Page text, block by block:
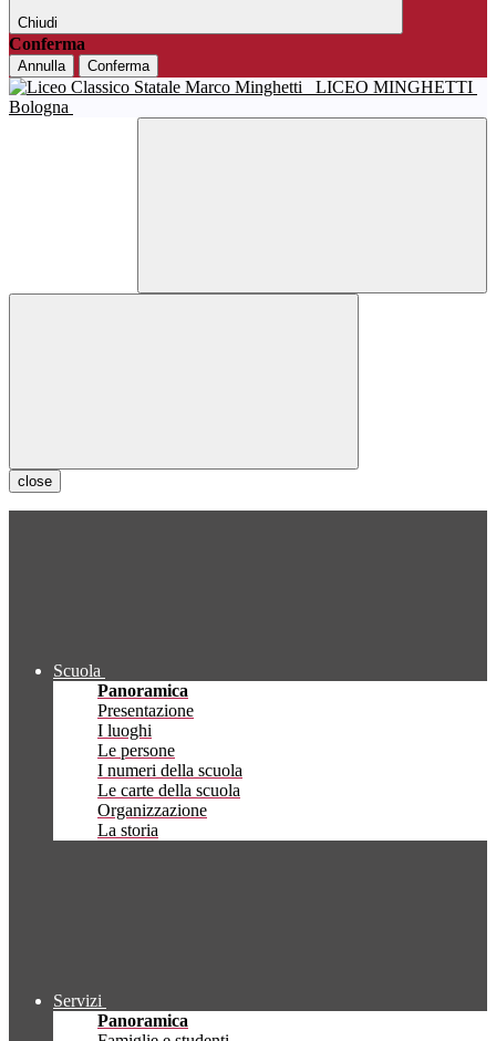
Chiudi
Conferma
Annulla Conferma
LICEO MINGHETTI
Bologna
close
Scuola
Panoramica
Presentazione
I luoghi
Le persone
I numeri della scuola
Le carte della scuola
Organizzazione
La storia
Servizi
Panoramica